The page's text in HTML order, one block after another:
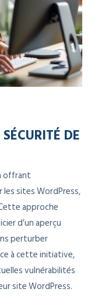
DE
offrant
sites WordPress,
approche
d’un aperçu
perturber
à cette initiative,
vulnérabilités
site WordPress.